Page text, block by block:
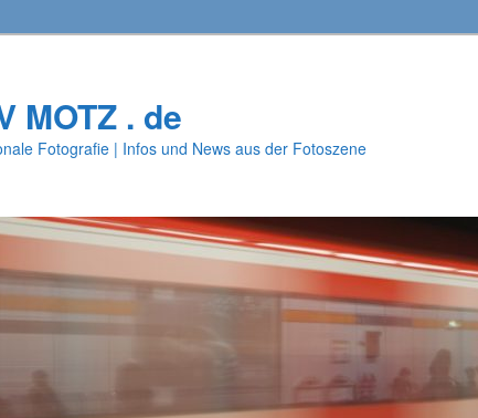
MOTZ . de
Fotografie | Infos und News aus der Fotoszene